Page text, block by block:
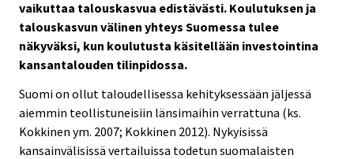
vaikuttaa talouskasvua edistävästi. Koulutuksen ja
talouskasvun välinen yhteys Suomessa tulee
näkyväksi, kun koulutusta käsitellään investointina
kansantalouden tilinpidossa.
Suomi on ollut taloudellisessa kehityksessään jäljessä
aiemmin teollistuneisiin länsimaihin verrattuna (ks.
Kokkinen ym. 2007; Kokkinen 2012). Nykyisissä
kansainvälisissä vertailuissa todetun suomalaisten